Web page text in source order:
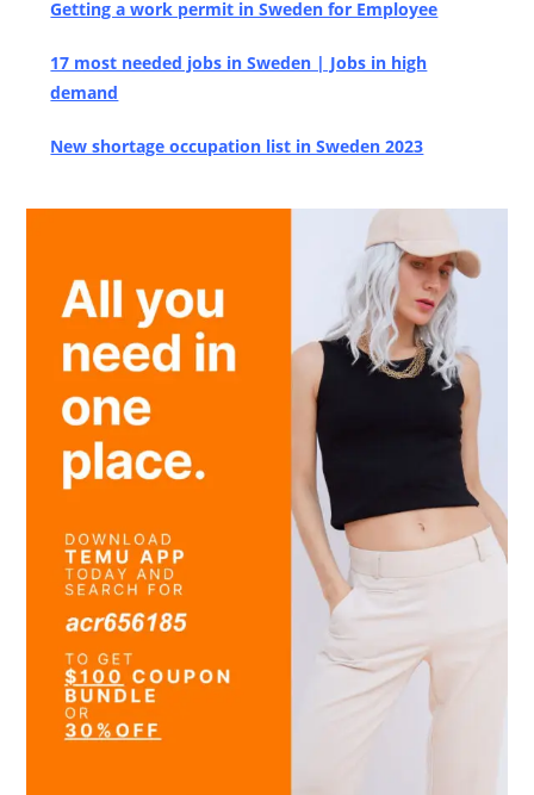
Getting a work permit in Sweden for Employee
17 most needed jobs in Sweden | Jobs in high
demand
New shortage occupation list in Sweden 2023